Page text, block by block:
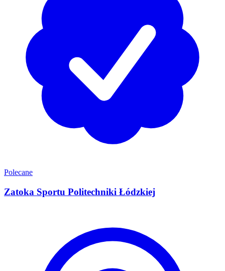
Polecane
Zatoka Sportu Politechniki Łódzkiej